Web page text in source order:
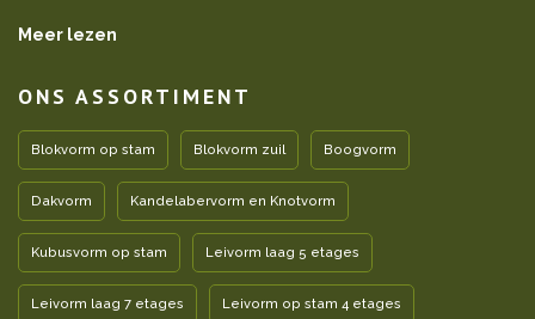
Meer lezen
ONS ASSORTIMENT
Blokvorm op stam Blokvorm zuil Boogvorm
Dakvorm Kandelabervorm en Knotvorm
Kubusvorm op stam Leivorm laag 5 etages
Leivorm laag 7 etages Leivorm op stam 4 etages